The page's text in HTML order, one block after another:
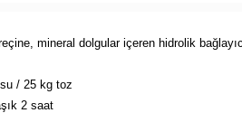
mineral dolgular içeren hidrolik
/ 25 kg toz
2 saat